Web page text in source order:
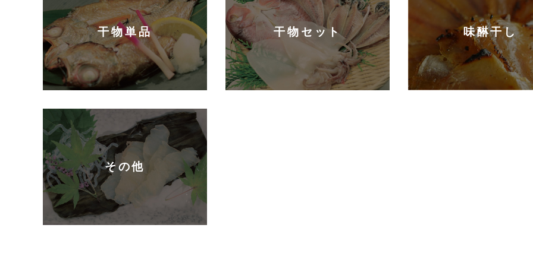
干物単品 干物セット 味醂干し
その他